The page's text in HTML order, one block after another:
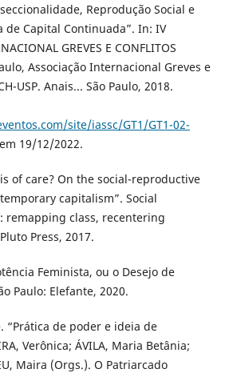
Reprodução Social e
de Capital Continuada”. In: IV
GREVES E CONFLITOS
Associação Internacional Greves e
USP. Anais... São Paulo, 2018.
site/iassc/GT1/GT1-02-
19/12/2022.
of care? On the social-reproductive
capitalism”. Social
remapping class, recentering
Press, 2017.
Feminista, ou o Desejo de
Paulo: Elefante, 2020.
“Prática de poder e ideia de
Verônica; ÁVILA, Maria Betânia;
Maira (Orgs.). O Patriarcado